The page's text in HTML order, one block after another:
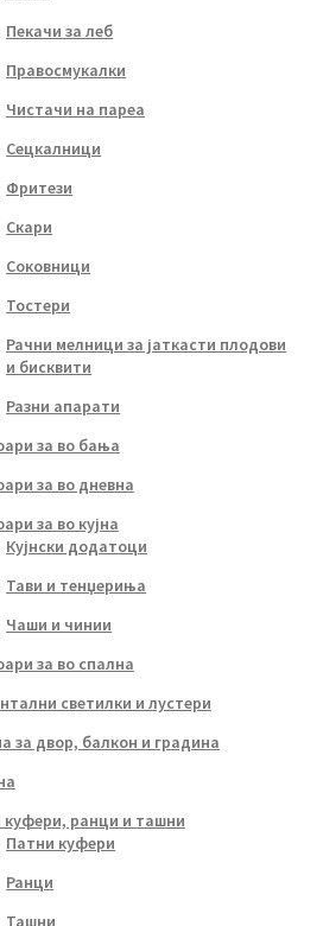
Пекачи за леб
Правосмукалки
Чистачи на пареа
Сецкалници
Фритези
Скари
Соковници
Тостери
Рачни мелници за јаткасти плодови
и бисквити
Разни апарати
за во бања
за во дневна
за во кујна
Кујнски додатоци
Тави и тенџериња
Чаши и чинии
за во спална
светилки и лустери
за двор, балкон и градина
куфери, ранци и ташни
Патни куфери
Ранци
Ташни